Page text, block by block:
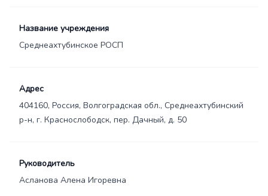
Название учреждения
Среднеахтубинское РОСП
Адрес
404160, Россия, Волгоградская обл., Среднеахтубинский
р-н, г. Краснослободск, пер. Дачный, д. 50
Руководитель
Асланова Алена Игоревна